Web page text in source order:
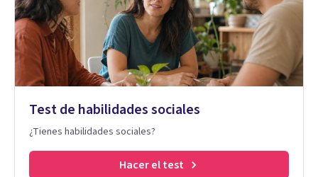
Test de habilidades sociales
¿Tienes habilidades sociales?
Hacer el test